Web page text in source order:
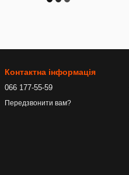
Контактна інформація
066 177-55-59
Передзвонити вам?